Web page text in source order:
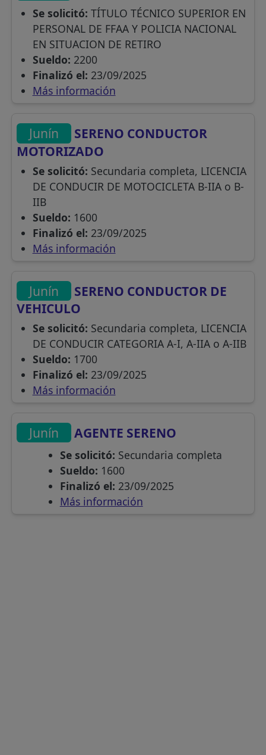
Se solicitó: TÍTULO TÉCNICO SUPERIOR EN
PERSONAL DE FFAA Y POLICIA NACIONAL
EN SITUACION DE RETIRO
Sueldo: 2200
Finalizó el: 23/09/2025
Más información
Junín
SERENO CONDUCTOR
MOTORIZADO
Se solicitó: Secundaria completa, LICENCIA
DE CONDUCIR DE MOTOCICLETA B-IIA o B-
IIB
Sueldo: 1600
Finalizó el: 23/09/2025
Más información
Junín
SERENO CONDUCTOR DE
VEHICULO
Se solicitó: Secundaria completa, LICENCIA
DE CONDUCIR CATEGORIA A-I, A-IIA o A-IIB
Sueldo: 1700
Finalizó el: 23/09/2025
Más información
Junín AGENTE SERENO
Se solicitó: Secundaria completa
Sueldo: 1600
Finalizó el: 23/09/2025
Más información